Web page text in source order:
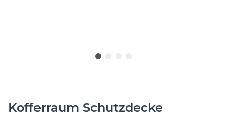
Kofferraum Schutzdecke